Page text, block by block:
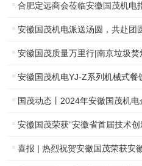
合肥定远商会莅临安徽国茂机电
安徽国茂机电派送汤圆，共赴团
安徽国茂质量万里行|南京垃圾焚
安徽国茂机电YJ-Z系列机械式餐
国茂动态丨2024年安徽国茂机电企业
安徽国茂荣获“安徽省首届技术
喜报 | 热烈祝贺安徽国茂荣获安徽省